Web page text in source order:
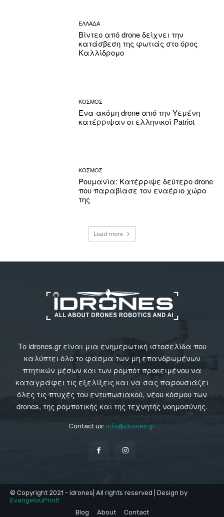
ΕΛΛΑΔΑ
Βίντεο από drone δείχνει την
κατάσβεση της φωτιάς στο όρος
Καλλίδρομο
ΚΟΣΜΟΣ
Ένα ακόμη drone από την Υεμένη
κατέρριψαν οι ελληνικοί Patriot
ΚΟΣΜΟΣ
Ρουμανία: Κατέρριψε δεύτερο drone
που παραβίασε τον εναέριο χώρο
της
Load more
Το idrones.gr είναι μια ενημερωτική ιστοσελίδα που
καλύπτει όλο το φάσμα των μη επανδρωμένων
πτητικών μέσων και των ρομπότ προκειμένου να
καταγράφει τις εξελίξεις και να σας παρουσιάζει
όλες τις πτυχές του εντυπωσιακού, νέου κόσμου των
drones, της ρομποτικής και της τεχνητής νοημοσύνης.
Contact us: info@idrones.gr
© Copyright 2021 - idrones| All rights reserved | Design by
EvangelouPrint!
Blog
About Contact